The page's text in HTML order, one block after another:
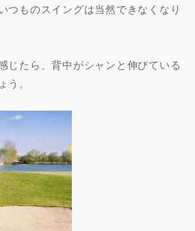
つものスイングは当然できなくなり
じたら、背中がシャンと伸びている
。